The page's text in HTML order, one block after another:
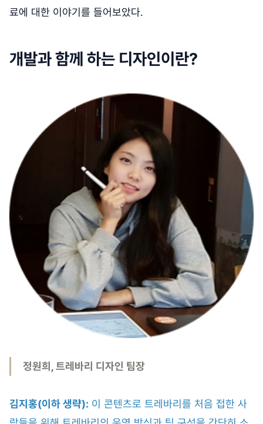
료에 대한 이야기를 들어보았다.
개발과 함께 하는 디자인이란?
정원희, 트레바리 디자인 팀장
김지홍(이하 생략): 이 콘텐츠로 트레바리를 처음 접한 사